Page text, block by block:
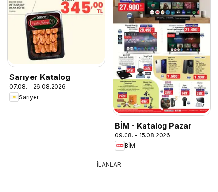
Sarıyer Katalog
07.08. - 26.08.2026
Sarıyer
BİM - Katalog Pazar
09.08. - 15.08.2026
BİM
İLANLAR